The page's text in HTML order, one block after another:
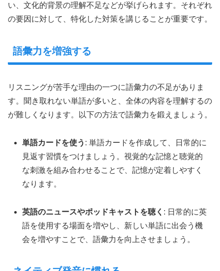
い、文化的背景の理解不足などが挙げられます。それぞれ
の要因に対して、特化した対策を講じることが重要です。
語彙力を増強する
リスニングが苦手な理由の一つに語彙力の不足がありま
す。聞き取れない単語が多いと、全体の内容を理解するの
が難しくなります。以下の方法で語彙力を鍛えましょう。
単語カードを使う : 単語カードを作成して、日常的に
見返す習慣をつけましょう。視覚的な記憶と聴覚的
な刺激を組み合わせることで、記憶が定着しやすく
なります。
英語のニュースやポッドキャストを聴く : 日常的に英
語を使用する場面を増やし、新しい単語に出会う機
会を増やすことで、語彙力を向上させましょう。